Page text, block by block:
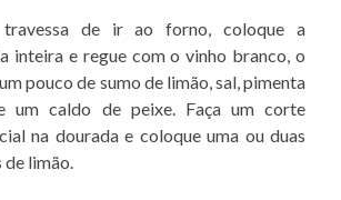
travessa de ir ao forno, coloque a
inteira e regue com o vinho branco, o
pouco de sumo de limão, sal, pimenta
um caldo de peixe. Faça um corte
na dourada e coloque uma ou duas
de limão.